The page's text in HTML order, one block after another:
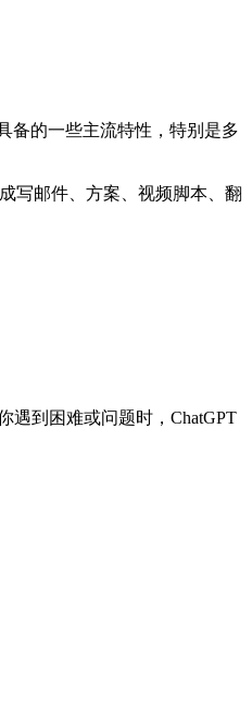
备的一些主流特性，特别是多
写邮件、方案、视频脚本、翻
遇到困难或问题时，ChatGPT